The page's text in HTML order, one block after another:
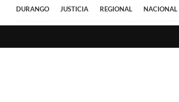
DURANGO JUSTICIA REGIONAL NACIONAL